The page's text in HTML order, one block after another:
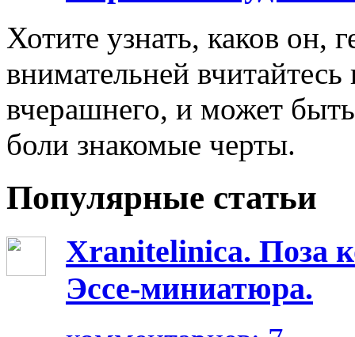
Хотите узнать, каков он,
внимательней
вчерашнего, и может
боли знакомые черты.
Популярные статьи
Xranitelinica. Поза
Эссе-миниатюра.